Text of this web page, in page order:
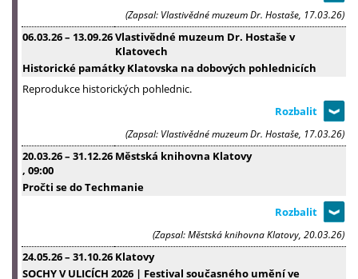
(Zapsal: Vlastivědné muzeum Dr. Hostaše, 17.03.26)
06.03.26– 13.09.26Vlastivědné muzeum Dr. Hostaše v
Klatovech
Historické památky Klatovska na dobových pohlednicích
Reprodukce historických pohlednic.
(Zapsal: Vlastivědné muzeum Dr. Hostaše, 17.03.26)
20.03.26– 31.12.26
, 09:00
Městská knihovna Klatovy
Pročti se do Techmanie
(Zapsal: Městská knihovna Klatovy, 20.03.26)
24.05.26– 31.10.26 Klatovy
SOCHY V ULICÍCH 2026 | Festival současného umění ve